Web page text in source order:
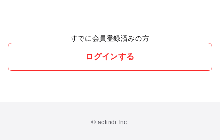
すでに会員登録済みの方
ログインする
© actindi Inc.